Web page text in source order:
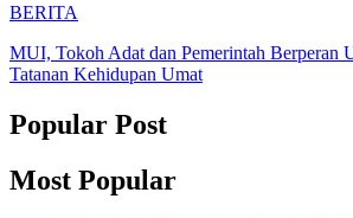
BERITA
MUI, Tokoh Adat dan Pemerintah Berperan
Tatanan Kehidupan Umat
Popular Post
Most Popular